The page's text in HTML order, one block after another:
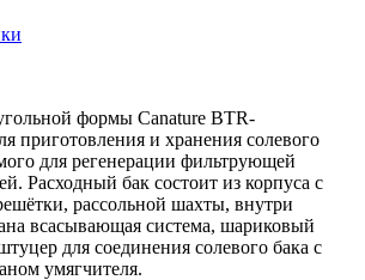
формы Canature BTR-
приготовления и хранения солевого
для регенерации фильтрующей
Расходный бак состоит из корпуса с
рассольной шахты, внутри
всасывающая система, шариковый
для соединения солевого бака с
умягчителя.